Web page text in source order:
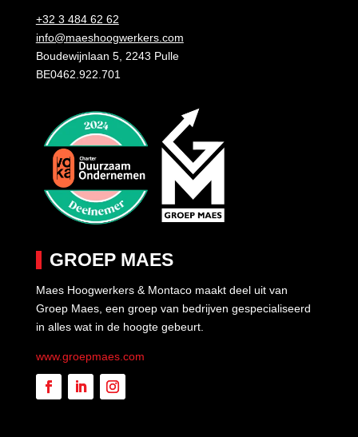
+32 3 484 62 62
info@maeshoogwerkers.com
Boudewijnlaan 5, 2243 Pulle
BE0462.922.701
GROEP MAES
Maes Hoogwerkers & Montaco maakt deel uit van
Groep Maes, een groep van bedrijven gespecialiseerd
in alles wat in de hoogte gebeurt.
www.groepmaes.com